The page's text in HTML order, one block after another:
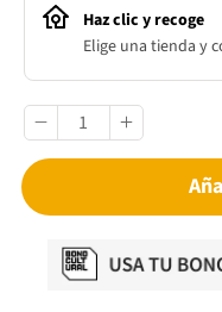
Haz clic y recoge
Elige una tienda y